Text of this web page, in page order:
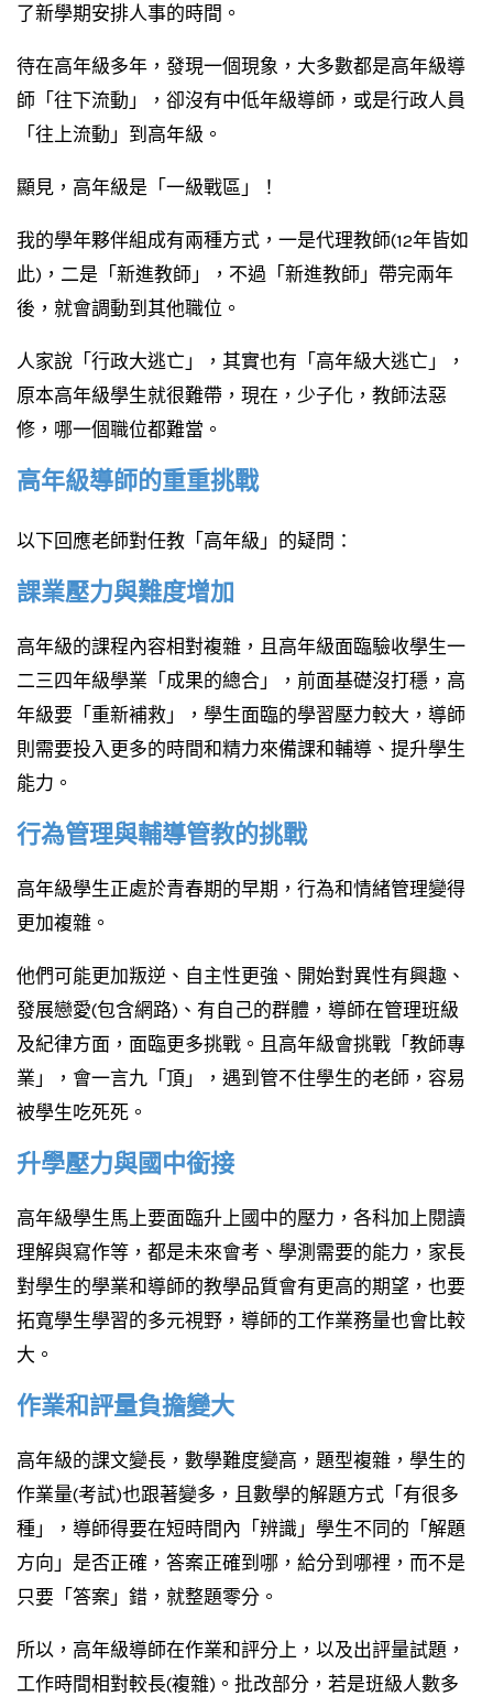
了新學期安排人事的時間。
待在高年級多年，發現一個現象，大多數都是高年級導
師「往下流動」，卻沒有中低年級導師，或是行政人員
「往上流動」到高年級。
顯見，高年級是「一級戰區」！
我的學年夥伴組成有兩種方式，一是代理教師(12年皆如
此)，二是「新進教師」，不過「新進教師」帶完兩年
後，就會調動到其他職位。
人家說「行政大逃亡」，其實也有「高年級大逃亡」，
原本高年級學生就很難帶，現在，少子化，教師法惡
修，哪一個職位都難當。
高年級導師的重重挑戰
以下回應老師對任教「高年級」的疑問：
課業壓力與難度增加
高年級的課程內容相對複雜，且高年級面臨驗收學生一
二三四年級學業「成果的總合」，前面基礎沒打穩，高
年級要「重新補救」，學生面臨的學習壓力較大，導師
則需要投入更多的時間和精力來備課和輔導、提升學生
能力。
行為管理與輔導管教的挑戰
高年級學生正處於青春期的早期，行為和情緒管理變得
更加複雜。
他們可能更加叛逆、自主性更強、開始對異性有興趣、
發展戀愛(包含網路)、有自己的群體，導師在管理班級
及紀律方面，面臨更多挑戰。且高年級會挑戰「教師專
業」，會一言九「頂」，遇到管不住學生的老師，容易
被學生吃死死。
升學壓力與國中銜接
高年級學生馬上要面臨升上國中的壓力，各科加上閱讀
理解與寫作等，都是未來會考、學測需要的能力，家長
對學生的學業和導師的教學品質會有更高的期望，也要
拓寬學生學習的多元視野，導師的工作業務量也會比較
大。
作業和評量負擔變大
高年級的課文變長，數學難度變高，題型複雜，學生的
作業量(考試)也跟著變多，且數學的解題方式「有很多
種」，導師得要在短時間內「辨識」學生不同的「解題
方向」是否正確，答案正確到哪，給分到哪裡，而不是
只要「答案」錯，就整題零分。
所以，高年級導師在作業和評分上，以及出評量試題，
工作時間相對較長(複雜)。批改部分，若是班級人數多